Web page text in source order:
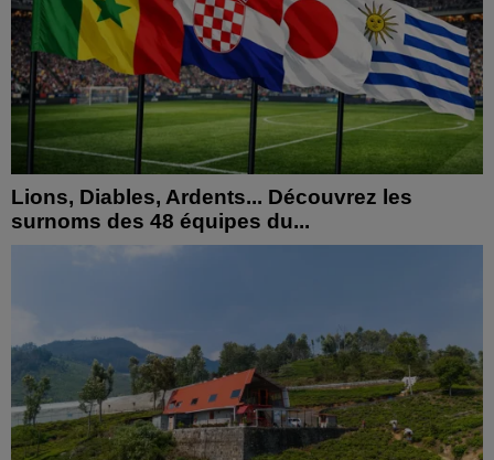
Lions, Diables, Ardents... Découvrez les
surnoms des 48 équipes du...